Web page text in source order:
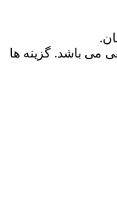
می باشد. گزینه ها